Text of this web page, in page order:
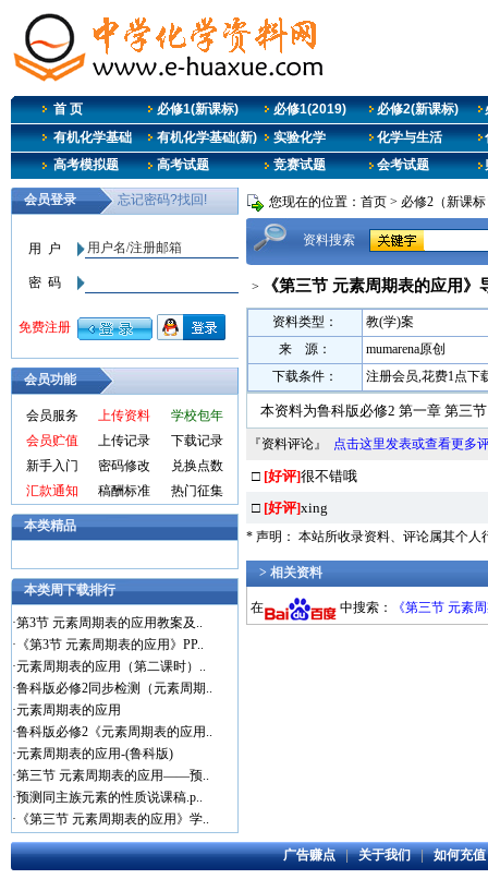
首 页 必修1(新课标) 必修1(2019) 必修2(新课标)
有机化学基础
有机化学基础(新) 实验化学 化学与生活
高考模拟题
高考试题 竞赛试题 会考试题
会员功能
会员服务 上传资料
学校包年
会员贮值
上传记录
下载记录
新手入门
密码修改
兑换点数
汇款通知
稿酬标准 热门征集
本类精品
本类周下载排行
·第3节 元素周期表的应用教案及..
· 《第3节 元素周期表的应用》PP..
·元素周期表的应用（第二课时）..
·鲁科版必修2同步检测（元素周期..
·元素周期表的应用
·鲁科版必修2《元素周期表的应用..
·元素周期表的应用-(鲁科版)
·第三节 元素周期表的应用——预..
·预测同主族元素的性质说课稿.p..
· 《第三节 元素周期表的应用》学..
您现在的位置： 首页 > 必修2（新课
资料搜索
> 《第三节 元素周期表的应用》
资料类型：
教(学)案
来 源：
mumarena原创
下载条件：
注册会员,花费1点下
本资料为鲁科版必修2 第一章 第三
『资料评论』 点击这里发表或查看更多
□ [好评]很不错哦
□ [好评]xing
* 声明： 本站所收录资料、评论属其个人
> 相关资料
在 中搜索： 《第三节 元素
广告赚点|关于我们|如何充值